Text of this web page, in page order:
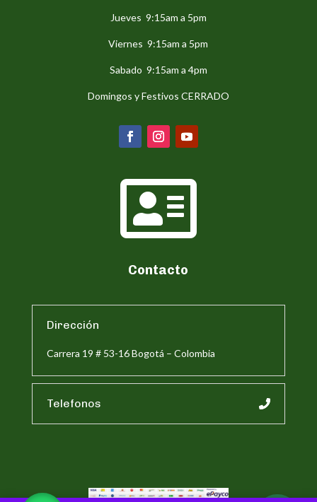
Jueves 9:15am a 5pm
Viernes 9:15am a 5pm
Sabado 9:15am a 4pm
Domingos y Festivos CERRADO

Contacto
Dirección
Carrera 19 # 53-16 Bogotá – Colombia
Telefonos